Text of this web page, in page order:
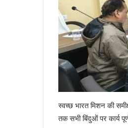
स्वच्छ भारत मिशन की
तक सभी बिंदुओं पर कार्य